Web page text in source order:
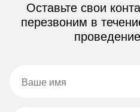
Оставьте свои
перезвоним в